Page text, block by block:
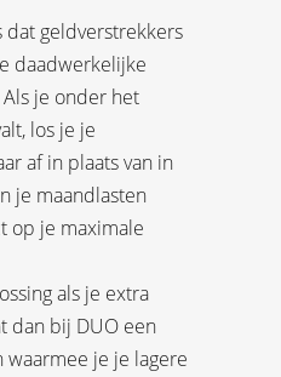
dat geldverstrekkers
daadwerkelijke
je onder het
los je je
af in plaats van in
je maandlasten
op je maximale
als je extra
dan bij DUO een
waarmee je je lagere